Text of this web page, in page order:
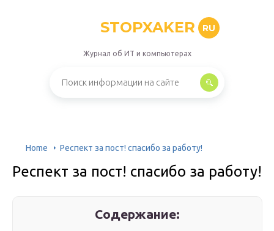
STOPXAKER RU
Журнал об ИТ и компьютерах
Home Респект за пост! спасибо за работу!
Респект за пост! спасибо за работу!
Содержание: